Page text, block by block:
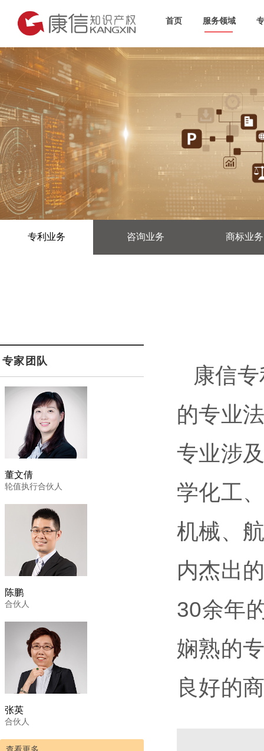
首页 服务领域
专利业务 咨询业务 商标业务
专家团队
董文倩
轮值执行合伙人
陈鹏
合伙人
张英
合伙人
康信
的专业
专业涉
学化工
机械、
内杰出
30余年
娴熟的
良好的